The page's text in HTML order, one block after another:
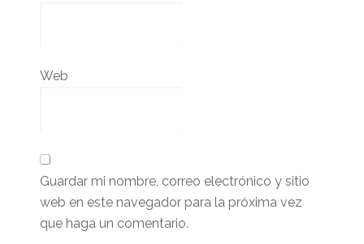
Web
Guardar mi nombre, correo electrónico y sitio
web en este navegador para la próxima vez
que haga un comentario.